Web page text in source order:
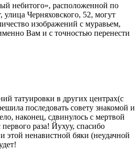
небитого», расположенной по
улица Черняховского, 52, могут
изображений с муравьем,
Вам и с точностью перенести
татуировки в других центрах(с
последовать совету знакомой и
наконец, сдвинулось с мертвой
первого раза! Йухуу, спасибо
этой ненавистной бяки (неудачной